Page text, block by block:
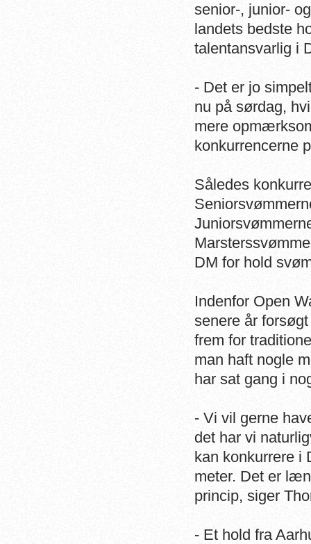
senior-, junior-
landets bedste
talentansvarlig i
- Det er jo
nu på sørdag,
mere
konkurrencerne
Således
DM for hold
Indenfor Open
senere år
frem for
man haft nogle
har sat gang i
- Vi vil gerne
det har vi
kan konkurrere i
meter. Det er
princip, siger
- Et hold fra